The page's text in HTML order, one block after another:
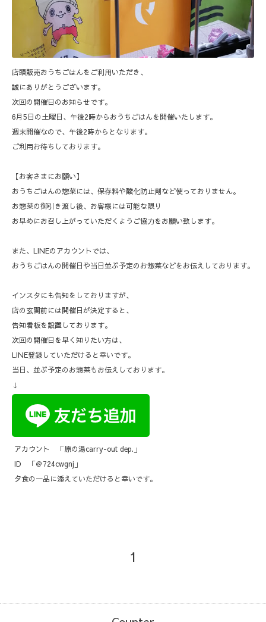
店頭販売おうちごはんをご利用いただき、
誠にありがとうございます。
次回の開催日のお知らせです。
6月5日の土曜日、午後2時からおうちごはんを開催いたします。
週末開催なので、午後2時からとなります。
ご利用お待ちしております。
【お客さまにお願い】
おうちごはんの惣菜には、保存料や酸化防止剤など使っておりません。
お惣菜の御引き渡し後、お客様には可能な限り
お早めにお召し上がっていただくようご協力をお願い致します。
また、LINEのアカウントでは、
おうちごはんの開催日や当日並ぶ予定のお惣菜などをお伝えしております。
インスタにも告知をしておりますが、
店の玄関前には開催日が決定すると、
告知看板を設置しております。
次回の開催日を早く知りたい方は、
LINE登録していただけると幸いです。
当日、並ぶ予定のお惣菜もお伝えしております。
↓
アカウント 「原の湯carry-out dep.」
ID 「＠724cwgnj」
夕食の一品に添えていただけると幸いです。
1